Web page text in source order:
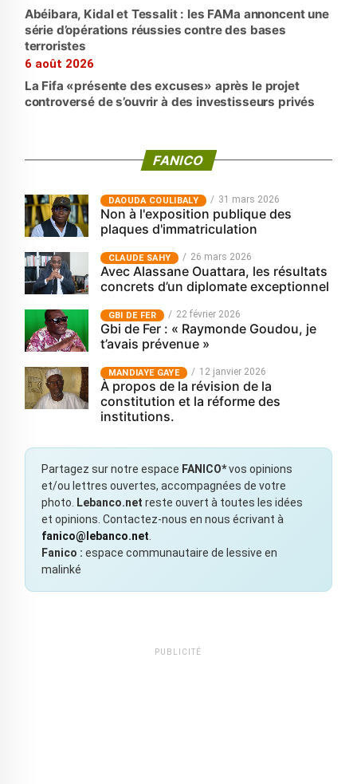
Abéibara, Kidal et Tessalit : les FAMa annoncent une
série d’opérations réussies contre des bases
terroristes
6 août 2026
La Fifa «présente des excuses» après le projet
controversé de s’ouvrir à des investisseurs privés
FANICO
‎DAOUDA COULIBALY 31 mars 2026
Non à l'exposition publique des
plaques d'immatriculation
CLAUDE SAHY 26 mars 2026
Avec Alassane Ouattara, les résultats
concrets d’un diplomate exceptionnel
GBI DE FER 22 février 2026
Gbi de Fer : « Raymonde Goudou, je
t’avais prévenue »
MANDIAYE GAYE 12 janvier 2026
À propos de la révision de la
constitution et la réforme des
institutions.
Partagez sur notre espace FANICO*vos opinions
et/ou lettres ouvertes, accompagnées de votre
photo.
Lebanco.net reste ouvert à toutes les idées
et opinions. Contactez-nous en nous écrivant à
fanico@lebanco.net
Fanico : espace communautaire de lessive en
malinké
PUBLICITÉ